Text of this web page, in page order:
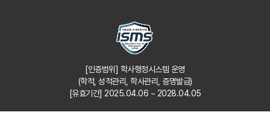
[인증범위] 학사행정시스템 운영
(학적, 성적관리, 학사관리, 증명발급)
[유효기간] 2025.04.06 ~ 2028.04.05